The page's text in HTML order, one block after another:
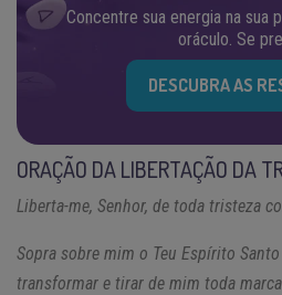
Concentre sua energia na sua
oráculo. Se
DESCUBRA AS
ORAÇÃO DA LIBERTAÇÃO DA
Liberta-me, Senhor, de toda tristeza
Sopra sobre mim o Teu Espírito
transformar e tirar de mim toda